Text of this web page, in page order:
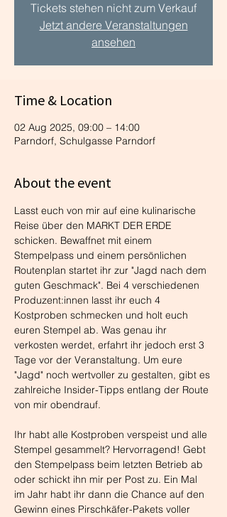
Tickets stehen nicht zum Verkauf
Jetzt andere Veranstaltungen
ansehen
Time & Location
02 Aug 2025, 09:00 – 14:00
Parndorf, Schulgasse Parndorf
About the event
Lasst euch von mir auf eine kulinarische
Reise über den MARKT DER ERDE
schicken. Bewaffnet mit einem
Stempelpass und einem persönlichen
Routenplan startet ihr zur "Jagd nach dem
guten Geschmack". Bei 4 verschiedenen
Produzent:innen lasst ihr euch 4
Kostproben schmecken und holt euch
euren Stempel ab. Was genau ihr
verkosten werdet, erfahrt ihr jedoch erst 3
Tage vor der Veranstaltung. Um eure
"Jagd" noch wertvoller zu gestalten, gibt es
zahlreiche Insider-Tipps entlang der Route
von mir obendrauf.
Ihr habt alle Kostproben verspeist und alle
Stempel gesammelt? Hervorragend! Gebt
den Stempelpass beim letzten Betrieb ab
oder schickt ihn mir per Post zu. Ein Mal
im Jahr habt ihr dann die Chance auf den
Gewinn eines Pirschkäfer-Pakets voller